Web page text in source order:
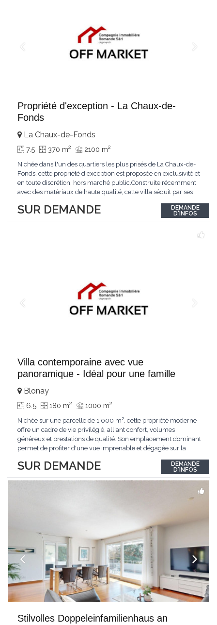
Propriété d'exception - La Chaux-de-
Fonds
SUR DEMANDE
La Chaux-de-Fonds
7.5 370 m2 2100 m2
Nichée dans l'un des quartiers les plus prisés de La Chaux-de-
Fonds, cette propriété d'exception est proposée en exclusivité et
en toute discrétion, hors marché public.Construite récemment
avec des matériaux de haute qualité, cette villa séduit par ses
remarquable.L'espace de vie s'ouvre sur un jardin avec piscine,
un véritable...
DEMANDE
D'INFOS
Villa contemporaine avec vue
panoramique - Idéal pour une famille
SUR DEMANDE
Blonay
6.5 180 m2 1000 m2
Nichée sur une parcelle de 1'000 m², cette propriété moderne
offre un cadre de vie privilégié, alliant confort, volumes
généreux et prestations de qualité. Son emplacement dominant
permet de profiter d'une vue imprenable et dégagée sur la
excavé, cette villa propose une surface habitable utile de plus
de 260 m², soigneusement...
DEMANDE
D'INFOS
Stilvolles Doppeleinfamilienhaus an